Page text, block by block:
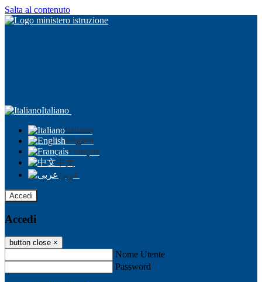
Salta al contenuto
Italiano
Italiano
English
Français
中文
عربى
Accedi
Accedi
button close ×
Nome Utente
Password